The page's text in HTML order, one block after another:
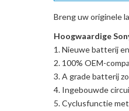
Breng uw originele
Hoogwaardige
Nieuwe batterij
100% OEM-
A grade batterij
Ingebouwde
Cyclusfunctie